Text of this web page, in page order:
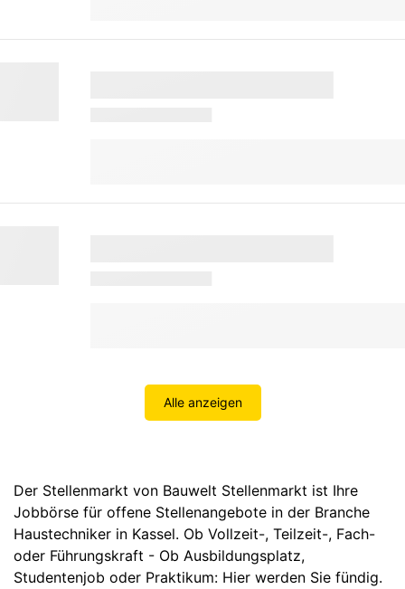
Alle anzeigen
Der Stellenmarkt von Bauwelt Stellenmarkt ist Ihre
Jobbörse für offene Stellenangebote in der Branche
Haustechniker in Kassel. Ob Vollzeit-, Teilzeit-, Fach-
oder Führungskraft - Ob Ausbildungsplatz,
Studentenjob oder Praktikum: Hier werden Sie fündig.